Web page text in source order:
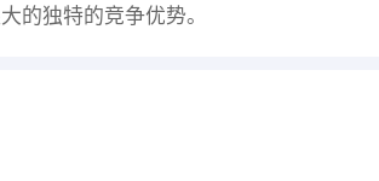
的独特的竞争优势。